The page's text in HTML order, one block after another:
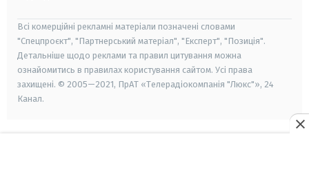
Всі комерційні рекламні матеріали позначені словами
"Спецпроєкт", "Партнерський матеріал", "Експерт", "Позиція".
Детальніше щодо реклами та правил цитування можна
ознайомитись в правилах користування сайтом. Усі права
захищені. © 2005—2021, ПрАТ «Телерадіокомпанія "Люкс"», 24
Канал.